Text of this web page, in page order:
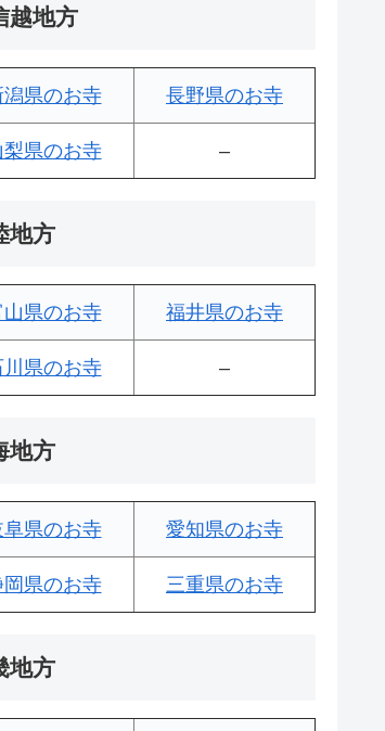
越地方
潟県のお寺 長野県のお寺
梨県のお寺 –
地方
山県のお寺 福井県のお寺
川県のお寺 –
地方
阜県のお寺 愛知県のお寺
岡県のお寺 三重県のお寺
地方